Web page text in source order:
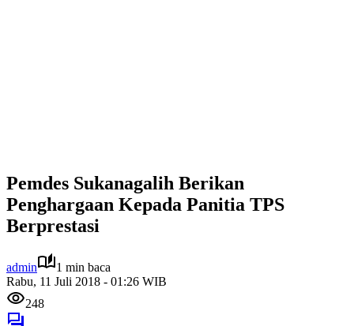
Pemdes Sukanagalih Berikan
Penghargaan Kepada Panitia TPS
Berprestasi
admin
1 min baca
Rabu, 11 Juli 2018 - 01:26 WIB
248